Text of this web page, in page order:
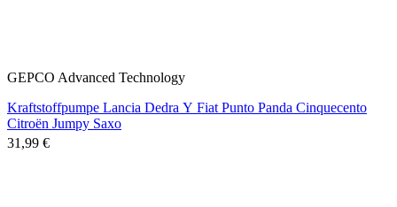
GEPCO Advanced Technology
Kraftstoffpumpe Lancia Dedra Y Fiat Punto Panda Cinquecento
Citroën Jumpy Saxo
31,99 €